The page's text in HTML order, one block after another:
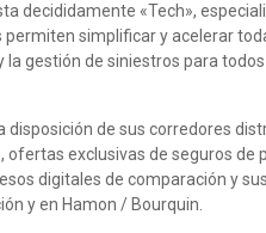
decididamente «Tech»,
simplificar y acelerar
gestión de siniestros para
disposición de sus corredores
exclusivas de seguros de
digitales de comparación y
y en Hamon / Bourquin.